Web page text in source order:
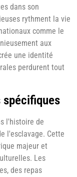
dans son
rythment la vie
comme le
aux
une identité
perdurent tout
spécifiques
l'histoire de
l'esclavage. Cette
majeur et
Les
des repas